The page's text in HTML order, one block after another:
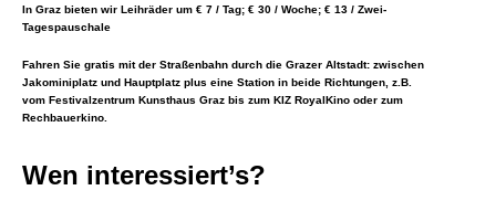
In Graz bieten wir Leihräder um € 7 / Tag; € 30 / Woche; € 13 / Zwei-
Tagespauschale
Fahren Sie gratis mit der Straßenbahn durch die Grazer Altstadt: zwischen
Jakominiplatz und Hauptplatz plus eine Station in beide Richtungen, z.B.
vom Festivalzentrum Kunsthaus Graz bis zum KIZ RoyalKino oder zum
Rechbauerkino.
Wen interessiert’s?